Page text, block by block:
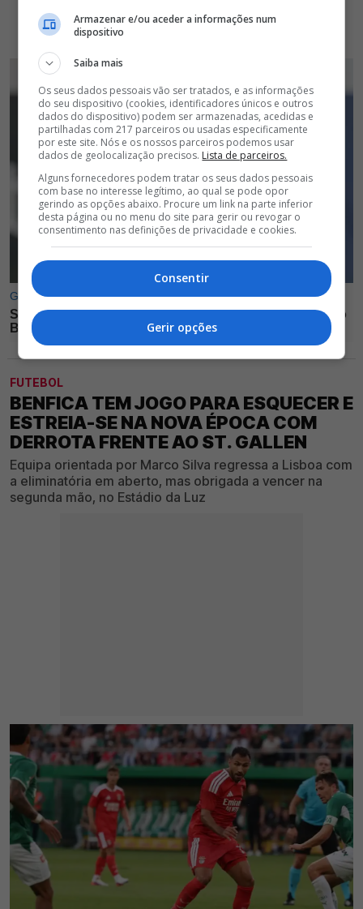
FUTEBOL
BENFICA TEM JOGO PARA ESQUECER E
ESTREIA-SE NA NOVA ÉPOCA COM
DERROTA FRENTE AO ST. GALLEN
Equipa orientada por Marco Silva regressa a Lisboa com
a eliminatória em aberto, mas obrigada a vencer na
segunda mão, no Estádio da Luz
Armazenar e/ou aceder a informações num
dispositivo
Saiba mais
Os seus dados pessoais vão ser tratados, e as informações
do seu dispositivo (cookies, identificadores únicos e outros
dados do dispositivo) podem ser armazenadas, acedidas e
partilhadas com 217 parceiros ou usadas especificamente
por este site. Nós e os nossos parceiros podemos usar
dados de geolocalização precisos. Lista de parceiros.
Alguns fornecedores podem tratar os seus dados pessoais
com base no interesse legítimo, ao qual se pode opor
gerindo as opções abaixo. Procure um link na parte inferior
desta página ou no menu do site para gerir ou revogar o
consentimento nas definições de privacidade e cookies.
Consentir
Gerir opções